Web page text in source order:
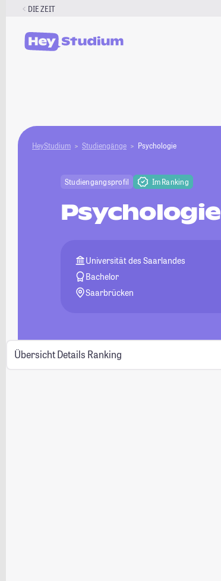
DIE ZEIT
HeyStudium Studiengänge Psychologie
Studiengangsprofil Im Ranking
Psychologie
Universität des Saarlandes
Bachelor
Saarbrücken
Übersicht Details Ranking